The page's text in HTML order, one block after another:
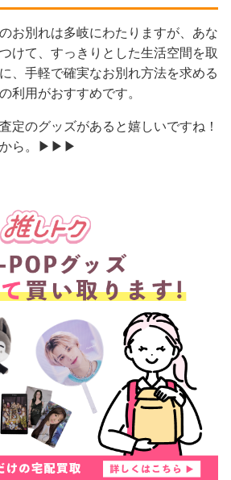
お別れは多岐にわたりますが、あな
けて、すっきりとした生活空間を取
、手軽で確実なお別れ方法を求める
利用がおすすめです。
定のグッズがあると嬉しいですね！
から。▶▶▶